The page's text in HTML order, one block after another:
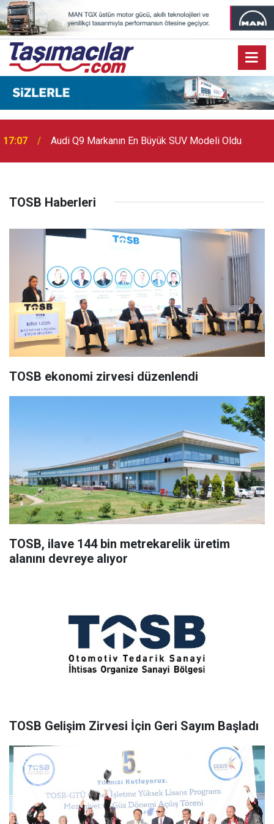
17:07 Audi Q9 Markanın En Büyük SUV Modeli Oldu
TOSB Haberleri
TOSB ekonomi zirvesi düzenlendi
TOSB, ilave 144 bin metrekarelik üretim
alanını devreye alıyor
TOSB Gelişim Zirvesi İçin Geri Sayım Başladı